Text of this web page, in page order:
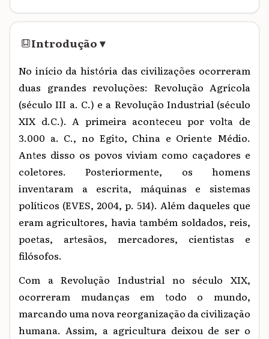
Introdução▾
No início da história das civilizações ocorreram
duas grandes revoluções: Revolução Agrícola
(século III a. C.) e a Revolução Industrial (século
XIX d.C.). A primeira aconteceu por volta de
3.000 a. C., no Egito, China e Oriente Médio.
Antes disso os povos viviam como caçadores e
coletores. Posteriormente, os homens
inventaram a escrita, máquinas e sistemas
políticos (EVES, 2004, p. 514). Além daqueles que
eram agricultores, havia também soldados, reis,
poetas, artesãos, mercadores, cientistas e
filósofos.
Com a Revolução Industrial no século XIX,
ocorreram mudanças em todo o mundo,
marcando uma nova reorganização da civilização
humana. Assim, a agricultura deixou de ser o